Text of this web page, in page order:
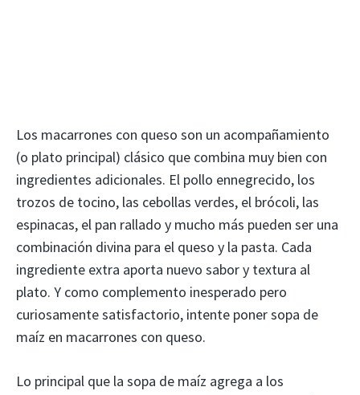
Los macarrones con queso son un acompañamiento
(o plato principal) clásico que combina muy bien con
ingredientes adicionales. El pollo ennegrecido, los
trozos de tocino, las cebollas verdes, el brócoli, las
espinacas, el pan rallado y mucho más pueden ser una
combinación divina para el queso y la pasta. Cada
ingrediente extra aporta nuevo sabor y textura al
plato. Y como complemento inesperado pero
curiosamente satisfactorio, intente poner sopa de
maíz en macarrones con queso.
Lo principal que la sopa de maíz agrega a los